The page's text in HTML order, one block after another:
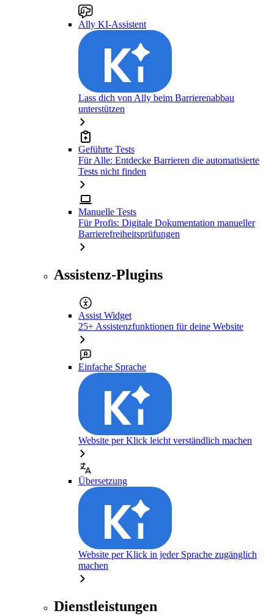
Ally KI-Assistent
Lass dich von Ally beim Barrierenabbau
unterstützen
Geführte Tests
Für Alle: Entdecke Barrieren die automatisierte
Tests nicht finden
Manuelle Tests
Für Profis: Digitale Dokumentation manueller
Barrierefreiheitsprüfungen
Assistenz-Plugins
Assist Widget
25+ Assistenzfunktionen für deine Website
Einfache Sprache
Website per Klick leicht verständlich machen
Übersetzung
Website per Klick in jeder Sprache zugänglich
machen
Dienstleistungen